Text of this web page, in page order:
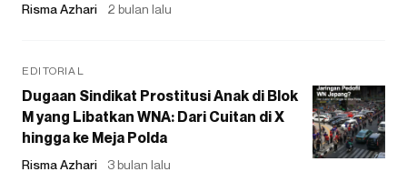
Risma Azhari 2 bulan lalu
EDITORIAL
Dugaan Sindikat Prostitusi Anak di Blok
M yang Libatkan WNA: Dari Cuitan di X
hingga ke Meja Polda
Risma Azhari 3 bulan lalu